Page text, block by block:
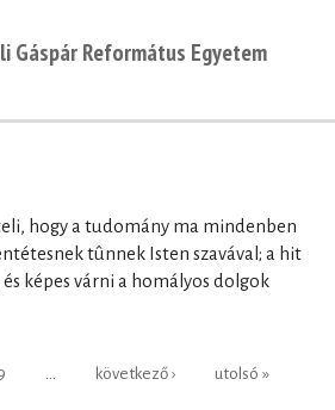
Gáspár Református Egyetem
hogy a tudomány ma mindenben
tûnnek Isten szavával; a hit
képes várni a homályos dolgok
következő › utolsó »